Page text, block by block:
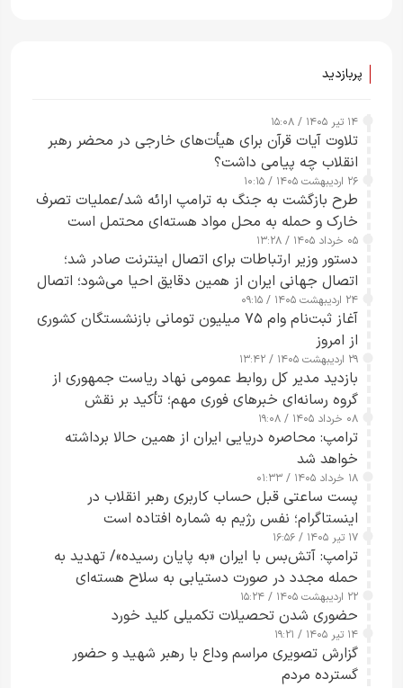
پربازدید
۱۴ تیر ۱۴۰۵ / ۱۵:۰۸
تلاوت آیات قرآن برای هیأت‌های خارجی در محضر رهبر
انقلاب چه پیامی داشت؟
۲۶ اردیبهشت ۱۴۰۵ / ۱۰:۱۵
طرح‌ بازگشت به جنگ به ترامپ ارائه شد/عملیات تصرف
خارک و حمله به محل مواد هسته‌ای محتمل است
۰۵ خرداد ۱۴۰۵ / ۱۳:۲۸
دستور وزیر ارتباطات برای اتصال اینترنت صادر شد؛
اتصال جهانی ایران از همین دقایق احیا می‌شود؛ اتصال
کامل مردم تا ۲۴ ساعت آینده
۲۴ اردیبهشت ۱۴۰۵ / ۰۹:۱۵
آغاز ثبت‌نام وام ۷۵ میلیون تومانی بازنشستگان کشوری
از امروز
۲۹ اردیبهشت ۱۴۰۵ / ۱۳:۴۲
بازدید مدیر کل روابط عمومی نهاد ریاست جمهوری از
گروه رسانه‌ای خبرهای فوری مهم؛ تأکید بر نقش
رسانه‌های هوشمند و مسئول در ارتقای آگاهی عمومی
۰۸ خرداد ۱۴۰۵ / ۱۹:۰۸
ترامپ: محاصره دریایی ایران از همین حالا برداشته
خواهد شد
۱۸ خرداد ۱۴۰۵ / ۰۱:۳۳
پست ساعتی قبل حساب کاربری رهبر انقلاب در
اینستاگرام؛ نفس رژیم به شماره افتاده است​
۱۷ تیر ۱۴۰۵ / ۱۶:۵۶
ترامپ: آتش‌بس با ایران «به پایان رسیده»/ تهدید به
حمله مجدد در صورت دستیابی به سلاح هسته‌ای
۲۲ اردیبهشت ۱۴۰۵ / ۱۵:۲۴
حضوری شدن تحصیلات تکمیلی کلید خورد
۱۴ تیر ۱۴۰۵ / ۱۹:۲۱
گزارش تصویری مراسم وداع با رهبر شهید و حضور
گسترده مردم